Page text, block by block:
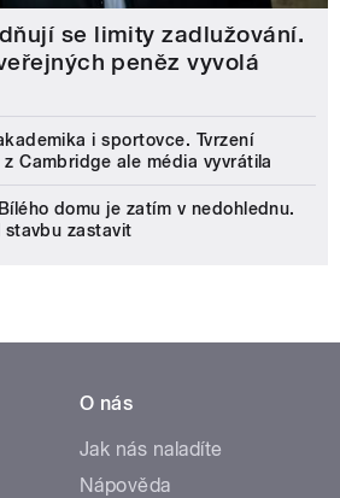
se limity zadlužování.
peněz vyvolá
i sportovce. Tvrzení
Cambridge ale média vyvrátila
domu je zatím v nedohlednu.
zastavit
O nás
Jak nás naladíte
Nápověda